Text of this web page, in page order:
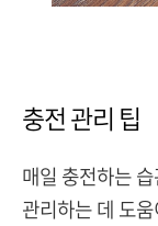
충전 관리 팁
매일 충전하는
관리하는 데 도